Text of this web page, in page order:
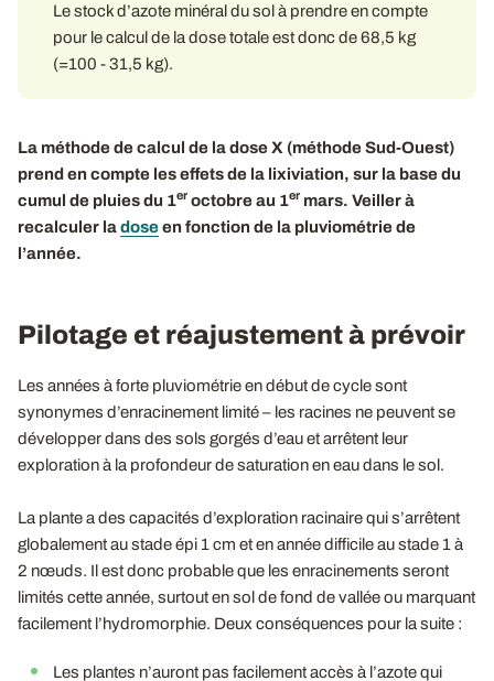
Le stock d’azote minéral du sol à prendre en compte
pour le calcul de la dose totale est donc de 68,5 kg
(=100 - 31,5 kg).
La méthode de calcul de la dose X (méthode Sud-Ouest)
prend en compte les effets de la lixiviation, sur la base du
cumul de pluies du 1er octobre au 1er mars. Veiller à
recalculer ladoseen fonction de la pluviométrie de
l’année.
Pilotage et réajustement à prévoir
Les années à forte pluviométrie en début de cycle sont
synonymes d’enracinement limité – les racines ne peuvent se
développer dans des sols gorgés d’eau et arrêtent leur
exploration à la profondeur de saturation en eau dans le sol.
La plante a des capacités d’exploration racinaire qui s’arrêtent
globalement au stade épi 1 cm et en année difficile au stade 1 à
2 nœuds. Il est donc probable que les enracinements seront
limités cette année, surtout en sol de fond de vallée ou marquant
facilement l’hydromorphie. Deux conséquences pour la suite :
Les plantes n’auront pas facilement accès à l’azote qui